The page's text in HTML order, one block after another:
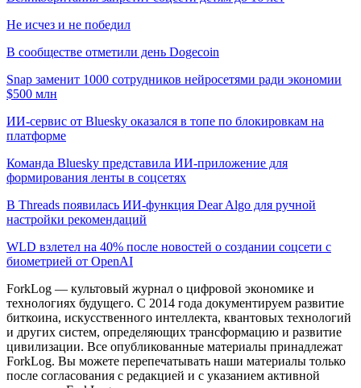
Не исчез и не победил
В сообществе отметили день Dogecoin
Snap заменит 1000 сотрудников нейросетями ради экономии
$500 млн
ИИ-сервис от Bluesky оказался в топе по блокировкам на
платформе
Команда Bluesky представила ИИ-приложение для
формирования ленты в соцсетях
В Threads появилась ИИ-функция Dear Algo для ручной
настройки рекомендаций
WLD взлетел на 40% после новостей о создании соцсети с
биометрией от OpenAI
ForkLog — культовый журнал о цифровой экономике и
технологиях будущего. С 2014 года документируем развитие
биткоина, искусственного интеллекта, квантовых технологий
и других систем, определяющих трансформацию и развитие
цивилизации. Все опубликованные материалы принадлежат
ForkLog. Вы можете перепечатывать наши материалы только
после согласования с редакцией и с указанием активной